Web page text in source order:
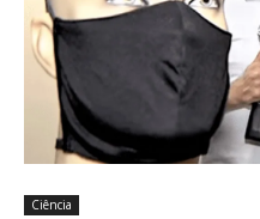
Ciência